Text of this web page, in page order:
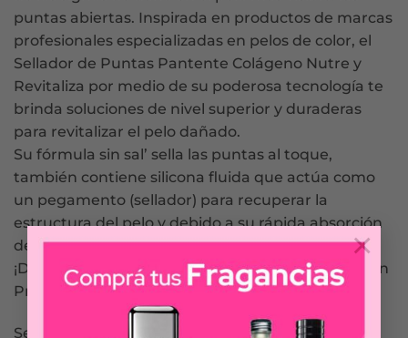
×
puntas abiertas. Inspirada en productos de marcas
profesionales especializadas en pelos de color, el
Sellador de Puntas Pantente Colágeno Nutre y
Revitaliza por medio de su poderosa tecnología te
brinda soluciones de nivel superior y duraderas
para revitalizar el pelo dañado.
Su fórmula sin sal’ sella las puntas al toque,
también contiene silicona fluida que actúa como
un pegamento (sellador) para recuperar la
estructura del pelo y debido a su rápida absorción
deja el pelo sin frizz, ligero y sin peso.
¡Decile adiós al frizz y las puntas abiertas! Nutrición
Profunda con Pantene Colágeno.
Serum para el pelo concentrado que no requiere